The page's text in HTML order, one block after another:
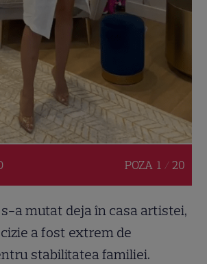
POZA 1 / 20
s-a mutat deja în casa artistei,
a fost extrem de
stabilitatea familiei.